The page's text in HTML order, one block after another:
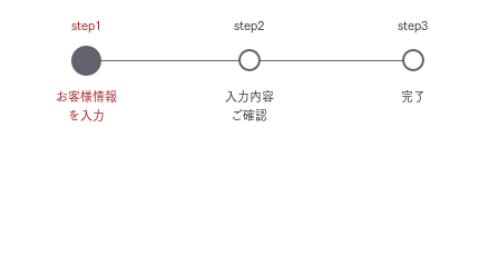
step1
お客様情報
を入力
step2
入力内容
ご確認
step3
完了